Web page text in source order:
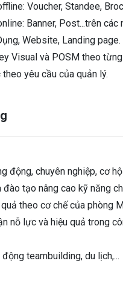
Voucher, Standee,
Banner, Post...trên
Website, Landing page.
Visual và POSM theo
yêu cầu của quản lý.
động, chuyên nghiệp, cơ
tạo nâng cao kỹ năng
theo cơ chế của phòng
nỗ lực và hiệu quả trong
teambuilding, du lịch,...